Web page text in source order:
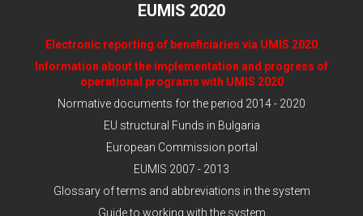
EUMIS 2020
Electronic reporting of beneficiaries via UMIS 2020
Information about the implementation and progress of
operational programs with UMIS 2020
Normative documents for the period 2014 - 2020
EU structural Funds in Bulgaria
European Commission portal
EUMIS 2007 - 2013
Glossary of terms and abbreviations in the system
Guide to working with the system